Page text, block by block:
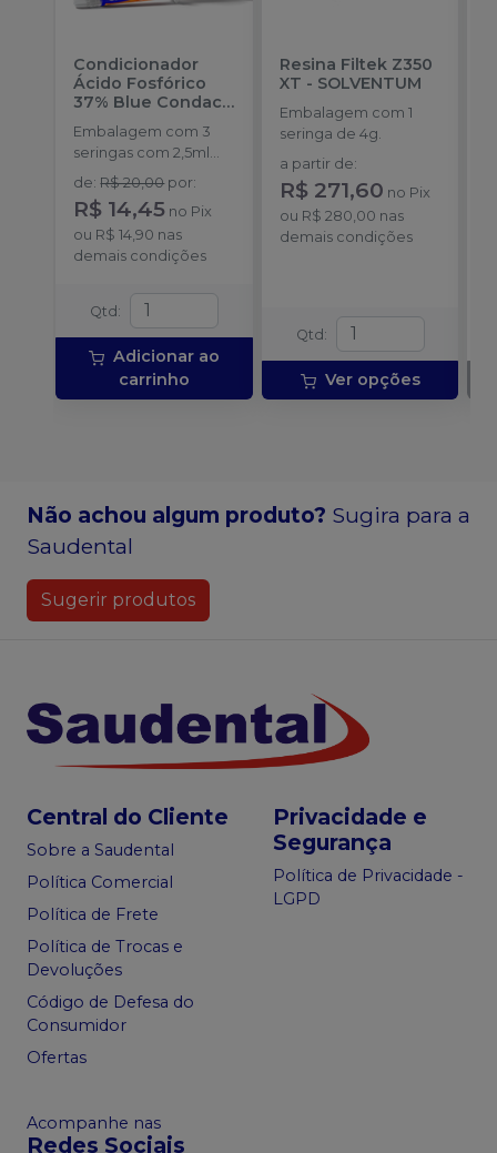
Condicionador
Ácido Fosfórico
37% Blue Condac-
FGM
Embalagem com 3
seringas com 2,5ml
cada uma e 3
ponteiras para
aplicação.
de:R$ 20,00 por:
R$ 14,45 no Pix
ou R$ 14,90 nas
demais condições
Qtd :
Adicionar ao
carrinho
Resina Filtek Z350
XT - SOLVENTUM
Embalagem com 1
seringa de 4g.
a partir de:
R$ 271,60 no Pix
ou R$ 280,00 nas
demais condições
Qtd :
Ver opções
Não achou algum produto? Sugira para a
Saudental
Sugerir produtos
Central do Cliente
Sobre a Saudental
Política Comercial
Política de Frete
Política de Trocas e
Devoluções
Código de Defesa do
Consumidor
Ofertas
Privacidade e
Segurança
Política de Privacidade -
LGPD
Acompanhe nas
Redes Sociais